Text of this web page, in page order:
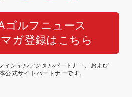
ゴルフニュース
ガ登録はこちら
ィシャルデジタルパートナー、および
公式サイトパートナーです。